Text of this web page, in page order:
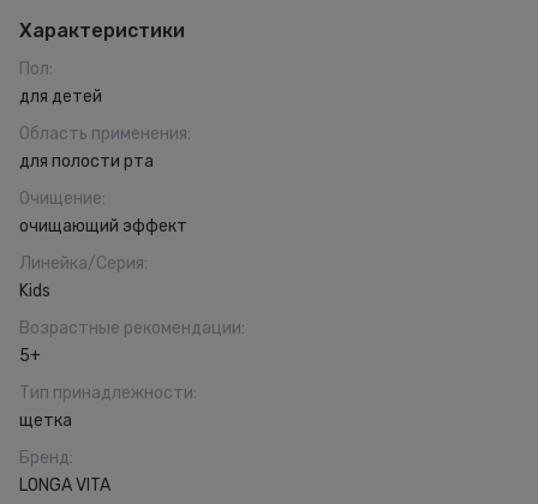
Характеристики
Пол:
для детей
Область применения:
для полости рта
Очищение:
очищающий эффект
Линейка/Серия:
Kids
Возрастные рекомендации:
5+
Тип принадлежности:
щетка
Бренд:
LONGA VITA